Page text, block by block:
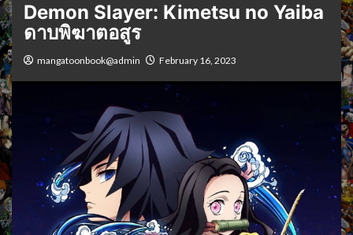
Demon Slayer: Kimetsu no Yaiba
ดาบพิฆาตอสูร
mangatoonbook@admin February 16, 2023